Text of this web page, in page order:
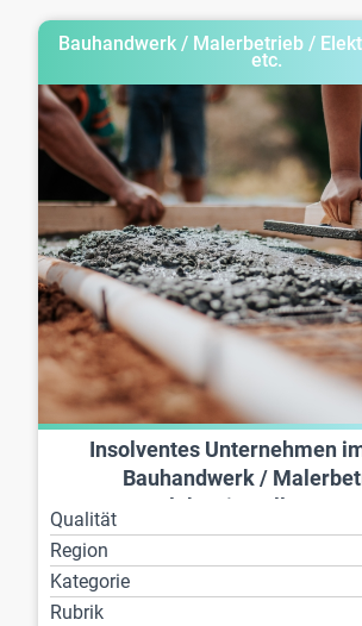
Bauhandwerk / Malerbetrieb /
etc.
Insolventes Unternehmen
Bauhandwerk /
Qualität
Region
Kategorie
Rubrik